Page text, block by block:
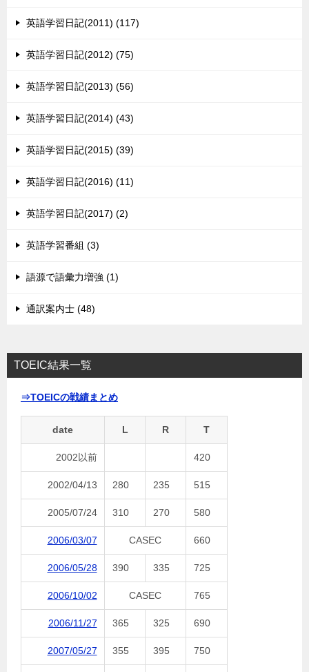
英語学習日記(2011) (117)
英語学習日記(2012) (75)
英語学習日記(2013) (56)
英語学習日記(2014) (43)
英語学習日記(2015) (39)
英語学習日記(2016) (11)
英語学習日記(2017) (2)
英語学習番組 (3)
語源で語彙力増強 (1)
通訳案内士 (48)
TOEIC結果一覧
⇒TOEICの戦績まとめ
date L R T
2002以前 420
2002/04/13 280 235 515
2005/07/24 310 270 580
2006/03/07 CASEC 660
2006/05/28 390 335 725
2006/10/02 CASEC 765
2006/11/27 365 325 690
2007/05/27 355 395 750